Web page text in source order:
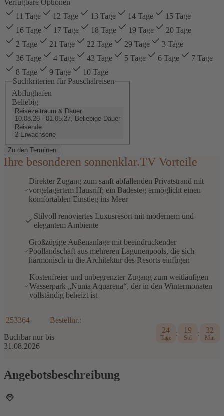
Verfügbare Optionen
11 Tage
12 Tage 13 Tage 14 Tage
15 Tage
16 Tage
17 Tage 18 Tage 19 Tage
20 Tage
2 Tage
21 Tage 22 Tage 29 Tage
3 Tage
36 Tage
4 Tage 43 Tage 5 Tage 6 Tage
7 Tage
8 Tage
9 Tage
10 Tage
Suchkriterien für Pauschalreisen
Abflughafen
Beliebig
Reisezeitraum & Dauer
10.08.26 - 01.05.27, Beliebige Dauer
Reisende
2 Erwachsene
Zu den Terminen
Ihre besonderen sonnenklar.TV Vorteile
Direkter Zugang zum sanft abfallenden Privatstrand mit
vorgelagertem Hausriff; ein Badesteg ermöglicht einen
komfortablen Einstieg ins Meer
Stilvoll renoviertes Luxusresort mit modernem und
elegantem Ambiente
Großzügige Außenanlage mit beeindruckender
Poollandschaft aus mehreren Lagunenpools, die sich
harmonisch in die Architektur des Resorts einfügen
Kostenfreier und unbegrenzter Zugang zum weitläufigen
Wasserpark „Nunia Aquarena“, der in den Wintermonaten
vollständig beheizt ist
253364
Bestellnr.:
Buchbar nur bis
31.08.2026
24
Tage
: 19
Std
: 32
Min
Angebotsbeschreibung